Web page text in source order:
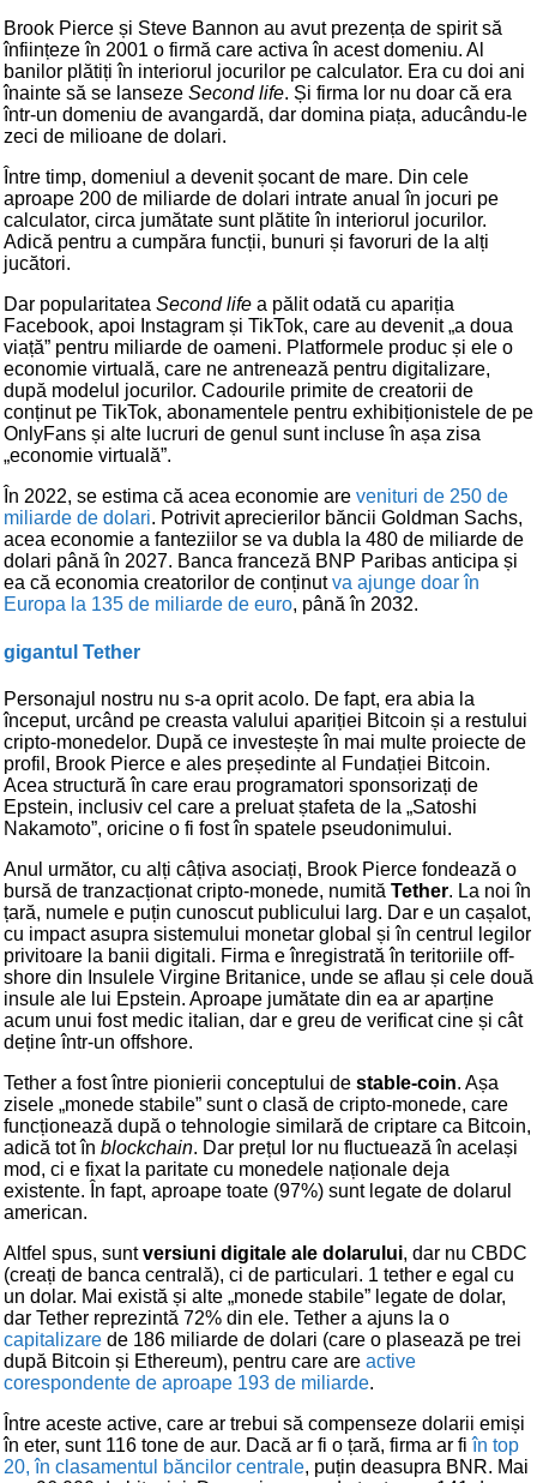
Brook Pierce și Steve Bannon au avut prezența de spirit să
înființeze în 2001 o firmă care activa în acest domeniu. Al
banilor plătiți în interiorul jocurilor pe calculator. Era cu doi ani
înainte să se lanseze Second life. Și firma lor nu doar că era
într-un domeniu de avangardă, dar domina piața, aducându-le
zeci de milioane de dolari.
Între timp, domeniul a devenit șocant de mare. Din cele
aproape 200 de miliarde de dolari intrate anual în jocuri pe
calculator, circa jumătate sunt plătite în interiorul jocurilor.
Adică pentru a cumpăra funcții, bunuri și favoruri de la alți
jucători.
Dar popularitatea Second life a pălit odată cu apariția
Facebook, apoi Instagram și TikTok, care au devenit „a doua
viață” pentru miliarde de oameni. Platformele produc și ele o
economie virtuală, care ne antrenează pentru digitalizare,
după modelul jocurilor. Cadourile primite de creatorii de
conținut pe TikTok, abonamentele pentru exhibiționistele de pe
OnlyFans și alte lucruri de genul sunt incluse în așa zisa
„economie virtuală”.
În 2022, se estima că acea economie are venituri de 250 de
miliarde de dolari. Potrivit aprecierilor băncii Goldman Sachs,
acea economie a fanteziilor se va dubla la 480 de miliarde de
dolari până în 2027. Banca franceză BNP Paribas anticipa și
ea că economia creatorilor de conținutva ajunge doar în
Europa la 135 de miliarde de euro, până în 2032.
gigantul Tether
Personajul nostru nu s-a oprit acolo. De fapt, era abia la
început, urcând pe creasta valului apariției Bitcoin și a restului
cripto-monedelor. După ce investește în mai multe proiecte de
profil, Brook Pierce e ales președinte al Fundației Bitcoin.
Acea structură în care erau programatori sponsorizați de
Epstein, inclusiv cel care a preluat ștafeta de la „Satoshi
Nakamoto”, oricine o fi fost în spatele pseudonimului.
Anul următor, cu alți câțiva asociați, Brook Pierce fondează o
bursă de tranzacționat cripto-monede, numită Tether. La noi în
țară, numele e puțin cunoscut publicului larg. Dar e un cașalot,
cu impact asupra sistemului monetar global și în centrul legilor
privitoare la banii digitali. Firma e înregistrată în teritoriile off-
shore din Insulele Virgine Britanice, unde se aflau și cele două
insule ale lui Epstein. Aproape jumătate din ea ar aparține
acum unui fost medic italian, dar e greu de verificat cine și cât
deține într-un offshore.
Tether a fost între pionierii conceptului de stable-coin. Așa
zisele „monede stabile” sunt o clasă de cripto-monede, care
funcționează după o tehnologie similară de criptare ca Bitcoin,
adică tot în blockchain. Dar prețul lor nu fluctuează în același
mod, ci e fixat la paritate cu monedele naționale deja
existente. În fapt, aproape toate (97%) sunt legate de dolarul
american.
Altfel spus, suntversiuni digitale ale dolarului, dar nu CBDC
(creați de banca centrală), ci de particulari. 1 tether e egal cu
un dolar. Mai există și alte „monede stabile” legate de dolar,
dar Tether reprezintă 72% din ele. Tether a ajuns la o
capitalizare de 186 miliarde de dolari (care o plasează pe trei
după Bitcoin și Ethereum), pentru care are active
corespondente de aproape 193 de miliarde.
Între aceste active, care ar trebui să compenseze dolarii emiși
în eter, sunt 116 tone de aur. Dacă ar fi o țară, firma ar fiîn top
20, în clasamentul băncilor centrale, puțin deasupra BNR. Mai